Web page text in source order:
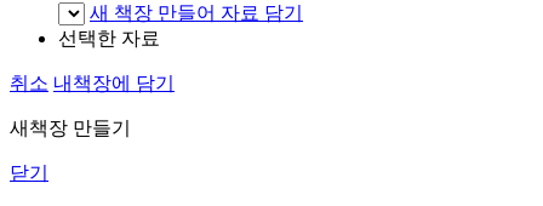
새 책장 만들어 자료 담기
선택한 자료
취소 내책장에 담기
새책장 만들기
닫기